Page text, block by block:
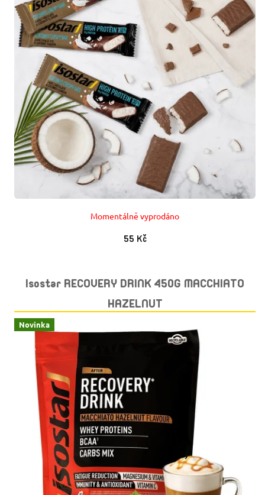
Momentálně vyprodáno
55 Kč
Isostar RECOVERY DRINK 450G MACCHIATO
HAZELNUT
Novinka